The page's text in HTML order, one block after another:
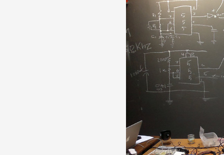
Partenaires
Crédits
Documentation